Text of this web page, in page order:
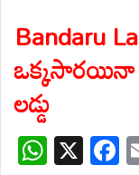
Bandaru
ఒక్కసారయినా
లడ్డు
W X F